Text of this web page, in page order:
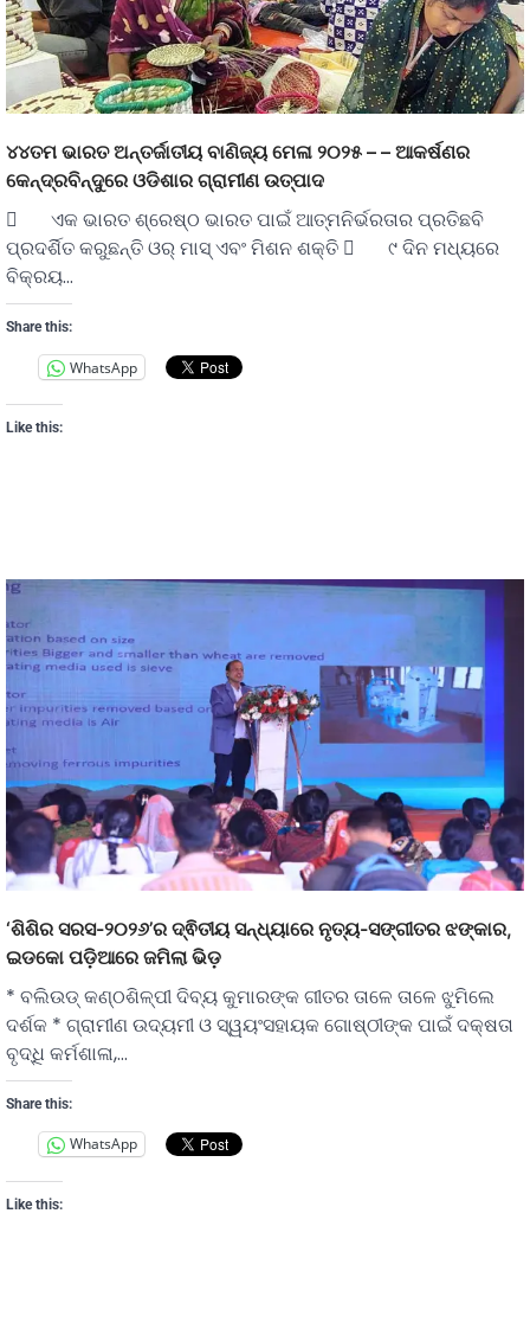
୪୪ତମ ଭାରତ ଅନ୍ତର୍ଜାତୀୟ ବାଣିଜ୍ୟ ମେଳା ୨୦୨୫ – – ଆକର୍ଷଣର
କେନ୍ଦ୍ରବିନ୍ଦୁରେ ଓଡିଶାର ଗ୍ରାମୀଣ ଉତ୍ପାଦ
 ଏକ ଭାରତ ଶ୍ରେଷ୍ଠ ଭାରତ ପାଇଁ ଆତ୍ମନିର୍ଭରତାର ପ୍ରତିଛବି
ପ୍ରଦର୍ଶିତ କରୁଛନ୍ତି ଓର୍ ମାସ୍ ଏବଂ ମିଶନ ଶକ୍ତି  ୯ ଦିନ ମଧ୍ୟରେ
ବିକ୍ରୟ…
Share this:
WhatsApp
Like this:
‘ଶିଶିର ସରସ-୨୦୨୬’ର ଦ୍ଵିତୀୟ ସନ୍ଧ୍ୟାରେ ନୃତ୍ୟ-ସଙ୍ଗୀତର ଝଙ୍କାର,
ଇଡକୋ ପଡ଼ିଆରେ ଜମିଲା ଭିଡ଼
* ବଲିଉଡ୍‌ କଣ୍ଠଶିଳ୍ପୀ ଦିବ୍ୟ କୁମାରଙ୍କ ଗୀତର ତାଳେ ତାଳେ ଝୁମିଲେ
ଦର୍ଶକ * ଗ୍ରାମୀଣ ଉଦ୍ୟମୀ ଓ ସ୍ୱୟଂସହାୟକ ଗୋଷ୍ଠୀଙ୍କ ପାଇଁ ଦକ୍ଷତା
ବୃଦ୍ଧି କର୍ମଶାଳା,…
Share this:
WhatsApp
Like this: